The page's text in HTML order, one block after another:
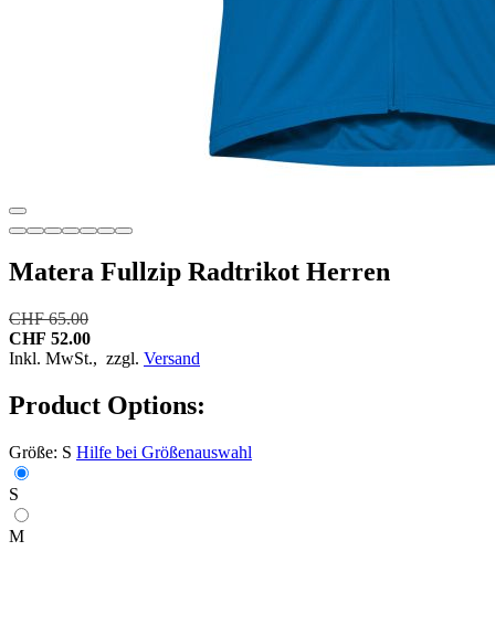
Matera Fullzip Radtrikot Herren
CHF 65.00
CHF 52.00
Inkl. MwSt., zzgl. Versand
Product Options:
Größe: S Hilfe bei Größenauswahl
S
M